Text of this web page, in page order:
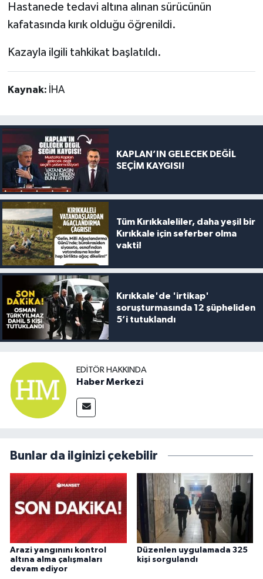
Hastanede tedavi altına alınan sürücünün
kafatasında kırık olduğu öğrenildi.
Kazayla ilgili tahkikat başlatıldı.
Kaynak: İHA
KAPLAN’IN GELECEK DEĞİL
SEÇİM KAYGISI!
Tüm Kırıkkaleliler, daha yeşil bir
Kırıkkale için seferber olma
vakti!
Kırıkkale'de 'irtikap'
soruşturmasında 12 şüpheliden
5’i tutuklandı
EDITÖR HAKKINDA
Haber Merkezi
Bunlar da ilginizi çekebilir
Arazi yangınını kontrol
altına alma çalışmaları
devam ediyor
Düzenlen uygulamada 325
kişi sorgulandı